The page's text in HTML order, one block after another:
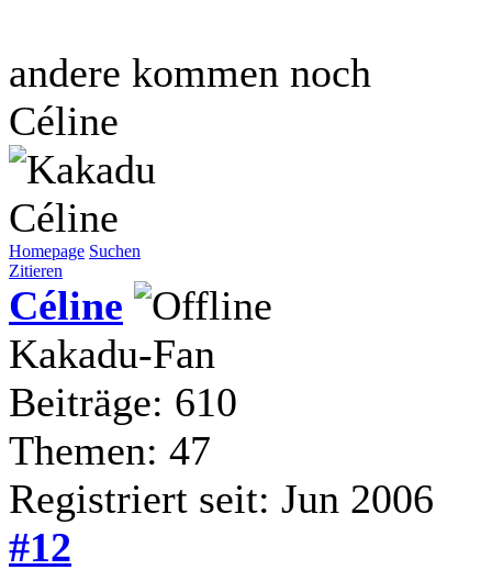
andere kommen noch
Céline
Céline
Homepage Suchen
Zitieren
Céline
Kakadu-Fan
Beiträge: 610
Themen: 47
Registriert seit: Jun 2006
#12